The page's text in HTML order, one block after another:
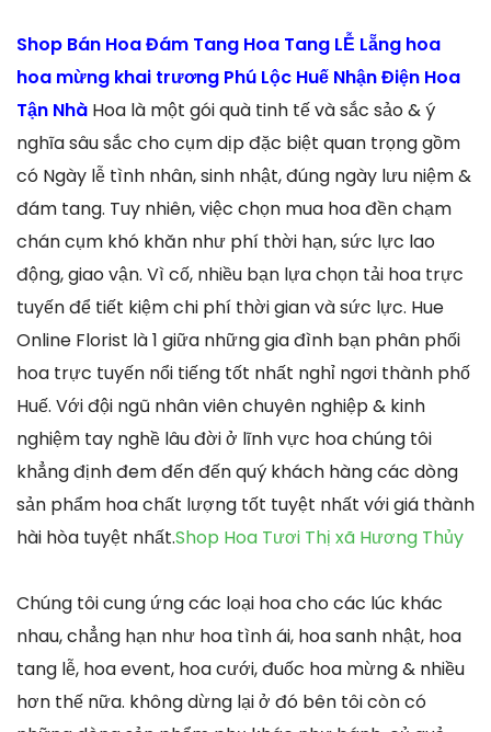
Shop Bán Hoa Đám Tang Hoa Tang LỄ Lẵng hoa
hoa mừng khai trương Phú Lộc Huế Nhận Điện Hoa
Tận Nhà Hoa là một gói quà tinh tế và sắc sảo & ý
nghĩa sâu sắc cho cụm dịp đặc biệt quan trọng gồm
có Ngày lễ tình nhân, sinh nhật, đúng ngày lưu niệm &
đám tang. Tuy nhiên, việc chọn mua hoa đền chạm
chán cụm khó khăn như phí thời hạn, sức lực lao
động, giao vận. Vì cố, nhiều bạn lựa chọn tải hoa trực
tuyến để tiết kiệm chi phí thời gian và sức lực. Hue
Online Florist là 1 giữa những gia đình bạn phân phối
hoa trực tuyến nổi tiếng tốt nhất nghỉ ngơi thành phố
Huế. Với đội ngũ nhân viên chuyên nghiệp & kinh
nghiệm tay nghề lâu đời ở lĩnh vực hoa chúng tôi
khẳng định đem đến đến quý khách hàng các dòng
sản phẩm hoa chất lượng tốt tuyệt nhất với giá thành
hài hòa tuyệt nhất.Shop Hoa Tươi Thị xã Hương Thủy
Chúng tôi cung ứng các loại hoa cho các lúc khác
nhau, chẳng hạn như hoa tình ái, hoa sanh nhật, hoa
tang lễ, hoa event, hoa cưới, đuốc hoa mừng & nhiều
hơn thế nữa. không dừng lại ở đó bên tôi còn có